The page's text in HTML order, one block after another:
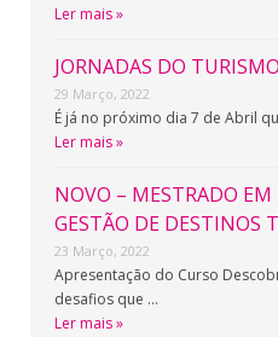
Ler mais »
JORNADAS DO TURISMO
29 Março, 2022
É já no próximo dia 7 de Abril
Ler mais »
NOVO – MESTRADO
GESTÃO DE DESTINOS
23 Março, 2022
Apresentação do Curso
desafios que …
Ler mais »